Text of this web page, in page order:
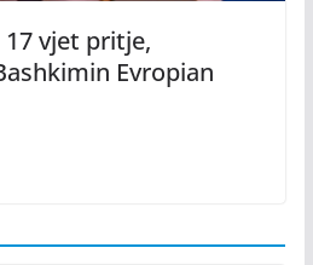
17 vjet pritje,
Evropian